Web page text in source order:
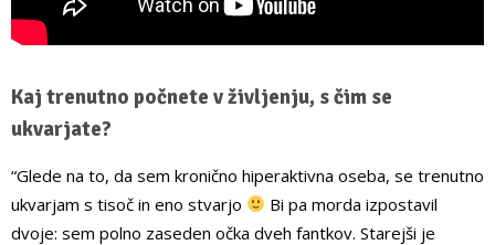
Kaj trenutno počnete v življenju, s čim se
ukvarjate?
“Glede na to, da sem kronično hiperaktivna oseba, se trenutno
ukvarjam s tisoč in eno stvarjo
Bi pa morda izpostavil
dvoje: sem polno zaseden očka dveh fantkov. Starejši je